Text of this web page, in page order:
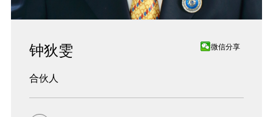
钟狄雯 微信分享
合伙人